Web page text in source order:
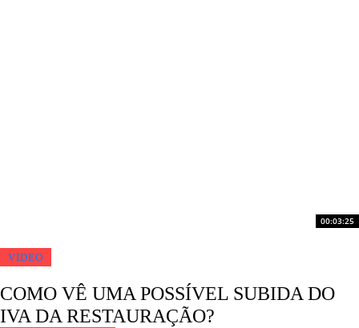
00:03:25
VIDEO
COMO VÊ UMA POSSÍVEL SUBIDA DO
IVA DA RESTAURAÇÃO?